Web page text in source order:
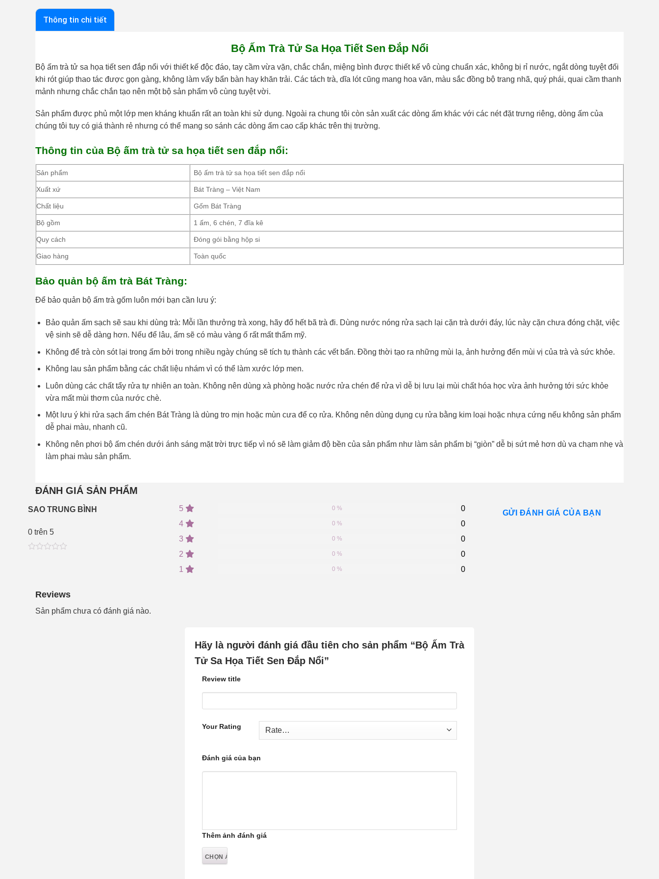
Thông tin chi tiết
Bộ Ấm Trà Tử Sa Họa Tiết Sen Đắp Nổi
Bộ ấm trà tử sa họa tiết sen đắp nổi với thiết kế độc đáo, tay cầm vừa vặn, chắc chắn, miệng bình được thiết kế vô cùng chuẩn xác, không bị rỉ nước, ngắt dòng tuyệt đối
khi rót giúp thao tác được gọn gàng, không làm vấy bẩn bàn hay khăn trải. Các tách trà, dĩa lót cũng mang hoa văn, màu sắc đồng bộ trang nhã, quý phái, quai cầm thanh
mảnh nhưng chắc chắn tạo nên một bộ sản phẩm vô cùng tuyệt vời.
Sản phẩm được phủ một lớp men kháng khuẩn rất an toàn khi sử dụng. Ngoài ra chung tôi còn sản xuất các dòng ấm khác với các nét đặt trưng riêng, dòng ấm của
chúng tôi tuy có giá thành rẻ nhưng có thể mang so sánh các dòng ấm cao cấp khác trên thị trường.
Thông tin của Bộ ấm trà tử sa họa tiết sen đắp nổi:
Sản phẩm Bộ ấm trà tử sa họa tiết sen đắp nổi
Xuất xứ Bát Tràng – Việt Nam
Chất liệu Gốm Bát Tràng
Bộ gồm 1 ấm, 6 chén, 7 đĩa kê
Quy cách Đóng gói bằng hộp si
Giao hàng Toàn quốc
Bảo quản bộ ấm trà Bát Tràng:
Để bảo quản bộ ấm trà gốm luôn mới bạn cần lưu ý:
Bảo quản ấm sạch sẽ sau khi dùng trà: Mỗi lần thưởng trà xong, hãy đổ hết bã trà đi. Dùng nước nóng rửa sạch lại cặn trà dưới đáy, lúc này cặn chưa đóng chặt, việc
vệ sinh sẽ dễ dàng hơn. Nếu để lâu, ấm sẽ có màu vàng ố rất mất thẩm mỹ.
Không để trà còn sót lại trong ấm bởi trong nhiều ngày chúng sẽ tích tụ thành các vết bẩn. Đồng thời tạo ra những mùi lạ, ảnh hưởng đến mùi vị của trà và sức khỏe.
Không lau sản phẩm bằng các chất liệu nhám vì có thể làm xước lớp men.
Luôn dùng các chất tẩy rửa tự nhiên an toàn. Không nên dùng xà phòng hoặc nước rửa chén để rửa vì dễ bị lưu lại mùi chất hóa học vừa ảnh hưởng tới sức khỏe
vừa mất mùi thơm của nước chè.
Một lưu ý khi rửa sạch ấm chén Bát Tràng là dùng tro mịn hoặc mùn cưa để cọ rửa. Không nên dùng dụng cụ rửa bằng kim loại hoặc nhựa cứng nếu không sản phẩm
dễ phai màu, nhanh cũ.
Không nên phơi bộ ấm chén dưới ánh sáng mặt trời trực tiếp vì nó sẽ làm giảm độ bền của sản phẩm như làm sản phẩm bị “giòn” dễ bị sứt mẻ hơn dù va chạm nhẹ và
làm phai màu sản phẩm.
ĐÁNH GIÁ SẢN PHẨM
SAO TRUNG BÌNH
0 trên 5
customer
5 0
0 %
4 0
0 %
3 0
0 %
2 0
0 %
1 0
0 %
GỬI ĐÁNH GIÁ CỦA BẠN
Reviews
Sản phẩm chưa có đánh giá nào.
Hãy là người đánh giá đầu tiên cho sản phẩm “Bộ Ấm Trà
Tử Sa Họa Tiết Sen Đắp Nổi”
Review title
Your Rating
Đánh giá của bạn
Thêm ảnh đánh giá